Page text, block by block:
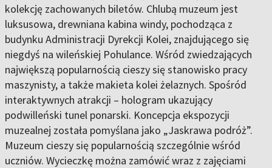
kolekcję zachowanych biletów. Chlubą muzeum jest
luksusowa, drewniana kabina windy, pochodząca z
budynku Administracji Dyrekcji Kolei, znajdującego się
niegdyś na wileńskiej Pohulance. Wśród zwiedzających
największą popularnością cieszy się stanowisko pracy
maszynisty, a także makieta kolei żelaznych. Spośród
interaktywnych atrakcji – hologram ukazujący
podwilleński tunel ponarski. Koncepcja ekspozycji
muzealnej została pomyślana jako „Jaskrawa podróż”.
Muzeum cieszy się popularnością szczególnie wśród
uczniów. Wycieczkę można zamówić wraz z zajęciami